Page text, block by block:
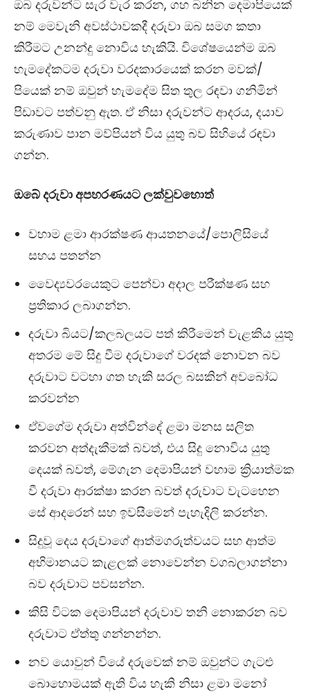
ඔබ දරුවන්ට සැර වැර කරන, ගහ බනින දෙමාපියෙක්
නම් මෙවැනි අවස්ථාවකදී දරුවා ඔබ සමග කතා
කිරීමට උනන්දු නොවිය හැකියි. විශේෂයෙන්ම ඔබ
හැමදේකටම දරුවා වරදකාරයෙක් කරන මවක්/
පියෙක් නම් ඔවුන් හැමදේම සිත තුල රඳවා ගනිමින්
පිඩාවට පත්වනු ඇත. ඒ නිසා දරුවන්ට ආදරය, දයාව
කරුණාව පාන මව්පියන් විය යුතු බව සිහියේ රඳවා
ගන්න.
ඔබේ දරුවා අපහරණයට ලක්වුවහොත්
වහාම ළමා ආරක්ෂණ ආයතනයේ/පොලිසියේ
සහය පතන්න
වෛද්‍යවරයෙකුට පෙන්වා අදාල පරීක්ෂණ සහ
ප්‍රතිකාර ලබාගන්න.
දරුවා බියට/කලබලයට පත් කිරීමෙන් වැළකිය යුතු
අතරම මේ සිදු වීම දරුවාගේ වරදක් නොවන බව
දරුවාට වටහා ගත හැකි සරල බසකින් අවබෝධ
කරවන්න
ඒවගේම දරුවා අත්වින්දේ ළමා මනස සලිත
කරවන අත්දැකීමක් බවත්, එය සිදු නොවිය යුතු
දෙයක් බවත්, මේගැන දෙමාපියන් වහාම ක්‍රියාත්මක
වී දරුවා ආරක්ෂා කරන බවත් දරුවාට වැටහෙන
සේ ආදරෙන් සහ ඉවසීමෙන් පැහැදිලි කරන්න.
සිදුවූ දෙය දරුවාගේ ආත්මගරුත්වයට සහ ආත්ම
අභිමානයට කැළලක් නොවෙන්න වගබලාගන්නා
බව දරුවාට පවසන්න.
කිසි විටක දෙමාපියන් දරුවාව තනි නොකරන බව
දරුවාට ඒත්තු ගන්නන්න.
නව යොවුන් වියේ දරුවෙක් නම් ඔවුන්ට ගැටළු
බොහොමයක් ඇති විය හැකි නිසා ළමා මනෝ